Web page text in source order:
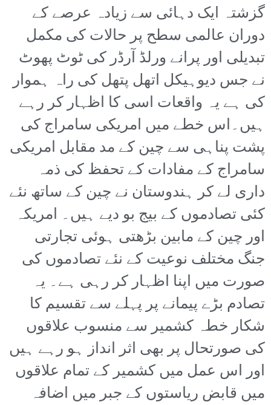
گزشتہ ایک دہائی سے زیادہ عرصے کے
دوران عالمی سطح پر حالات کی مکمل
تبدیلی اور پرانے ورلڈ آرڈر کی ٹوٹ پھوٹ
نے جس دیوہیکل اتھل پتھل کی راہ ہموار
کی ہے یہ واقعات اسی کا اظہار کر رہے
ہیں۔اس خطے میں امریکی سامراج کی
پشت پناہی سے چین کے مد مقابل امریکی
سامراج کے مفادات کے تحفظ کی ذمہ
داری لے کر ہندوستان نے چین کے ساتھ نئے
کئی تصادموں کے بیج بو دیے ہیں۔ امریکہ
اور چین کے مابین بڑھتی ہوئی تجارتی
جنگ مختلف نوعیت کے نئے تصادموں کی
صورت میں اپنا اظہار کر رہی ہے۔ یہ
تصادم بڑے پیمانے پر پہلے سے تقسیم کا
شکار خطہ کشمیر سے منسوب علاقوں
کی صورتحال پر بھی اثر انداز ہو رہے ہیں
اور اس عمل میں کشمیر کے تمام علاقوں
میں قابض ریاستوں کے جبر میں اضافہ